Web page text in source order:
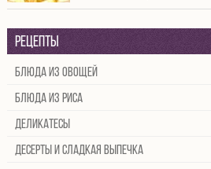
Рецепты
Блюда из овощей
Блюда из риса
Деликатесы
Десерты и сладкая выпечка